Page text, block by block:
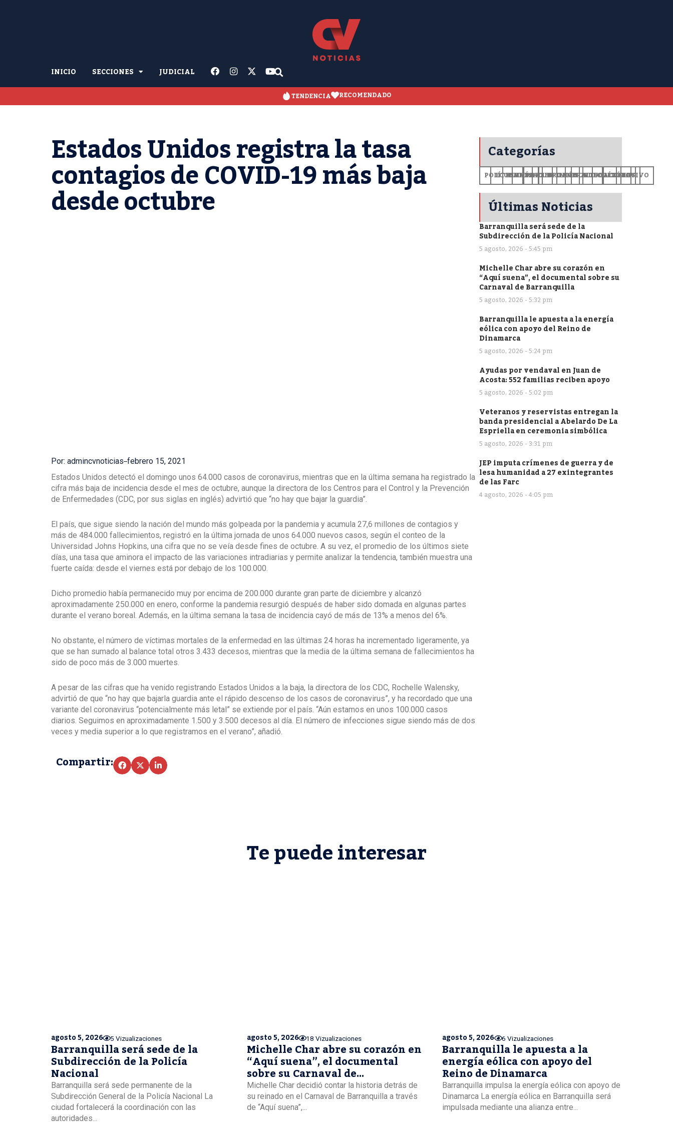
INICIO SECCIONES JUDICIAL
TENDENCIA RECOMENDADO
Estados Unidos registra la tasa
contagios de COVID-19 más baja
desde octubre
Por: admincvnoticias febrero 15, 2021
Estados Unidos detectó el domingo unos 64.000 casos de coronavirus, mientras que en la última semana ha registrado la
cifra más baja de incidencia desde el mes de octubre, aunque la directora de los Centros para el Control y la Prevención
de Enfermedades (CDC, por sus siglas en inglés) advirtió que “no hay que bajar la guardia”.
El país, que sigue siendo la nación del mundo más golpeada por la pandemia y acumula 27,6 millones de contagios y
más de 484.000 fallecimientos, registró en la última jornada de unos 64.000 nuevos casos, según el conteo de la
Universidad Johns Hopkins, una cifra que no se veía desde fines de octubre. A su vez, el promedio de los últimos siete
días, una tasa que aminora el impacto de las variaciones intradiarias y permite analizar la tendencia, también muestra una
fuerte caída: desde el viernes está por debajo de los 100.000.
Dicho promedio había permanecido muy por encima de 200.000 durante gran parte de diciembre y alcanzó
aproximadamente 250.000 en enero, conforme la pandemia resurgió después de haber sido domada en algunas partes
durante el verano boreal. Además, en la última semana la tasa de incidencia cayó de más de 13% a menos del 6%.
No obstante, el número de víctimas mortales de la enfermedad en las últimas 24 horas ha incrementado ligeramente, ya
que se han sumado al balance total otros 3.433 decesos, mientras que la media de la última semana de fallecimientos ha
sido de poco más de 3.000 muertes.
A pesar de las cifras que ha venido registrando Estados Unidos a la baja, la directora de los CDC, Rochelle Walensky,
advirtió de que “no hay que bajarla guardia ante el rápido descenso de los casos de coronavirus”, y ha recordado que una
variante del coronavirus “potencialmente más letal” se extiende por el país. “Aún estamos en unos 100.000 casos
diarios. Seguimos en aproximadamente 1.500 y 3.500 decesos al día. El número de infecciones sigue siendo más de dos
veces y media superior a lo que registramos en el verano”, añadió.
Compartir:
Categorías
POLÍTICA
ECONOMÍA
MUNDO
DEPORTES
SALUD
CIENCIA
OPINIÓN
GENERALES
TECNOLOGÍA
EDUCACIÓN
CULTURA
EXCLUSIVO
+CV
Últimas Noticias
Barranquilla será sede de la
Subdirección de la Policía Nacional
5 agosto, 2026 - 5:45 pm
Michelle Char abre su corazón en
“Aquí suena”, el documental sobre su
Carnaval de Barranquilla
5 agosto, 2026 - 5:32 pm
Barranquilla le apuesta a la energía
eólica con apoyo del Reino de
Dinamarca
5 agosto, 2026 - 5:24 pm
Ayudas por vendaval en Juan de
Acosta: 552 familias reciben apoyo
5 agosto, 2026 - 5:02 pm
Veteranos y reservistas entregan la
banda presidencial a Abelardo De La
Espriella en ceremonia simbólica
5 agosto, 2026 - 3:31 pm
JEP imputa crímenes de guerra y de
lesa humanidad a 27 exintegrantes
de las Farc
4 agosto, 2026 - 4:05 pm
Te puede interesar
agosto 5, 2026 5 Vizualizaciones
Barranquilla será sede de la
Subdirección de la Policía
Nacional
Barranquilla será sede permanente de la
Subdirección General de la Policía Nacional La
ciudad fortalecerá la coordinación con las
autoridades...
agosto 5, 2026 18 Vizualizaciones
Michelle Char abre su corazón en
“Aquí suena”, el documental
sobre su Carnaval de
Barranquilla
Michelle Char decidió contar la historia detrás de
su reinado en el Carnaval de Barranquilla a través
de “Aquí suena”,...
agosto 5, 2026 6 Vizualizaciones
Barranquilla le apuesta a la
energía eólica con apoyo del
Reino de Dinamarca
Barranquilla impulsa la energía eólica con apoyo de
Dinamarca La energía eólica en Barranquilla será
impulsada mediante una alianza entre...